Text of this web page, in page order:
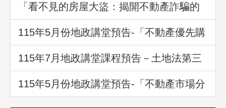
「看不見的房屋大盜：揭開不動產詐騙的
五大陰謀」地政講堂回顧
115年5月份地政講堂預告-「不動產優先購
買權實務暨相關問題解析」
115年7月地政講堂課程預告－土地法第三
十四條之一多數決處分共有土地爭議問題
解析
115年5月份地政講堂預告-「不動產市場分
析、趨勢展望及政府治理之道」